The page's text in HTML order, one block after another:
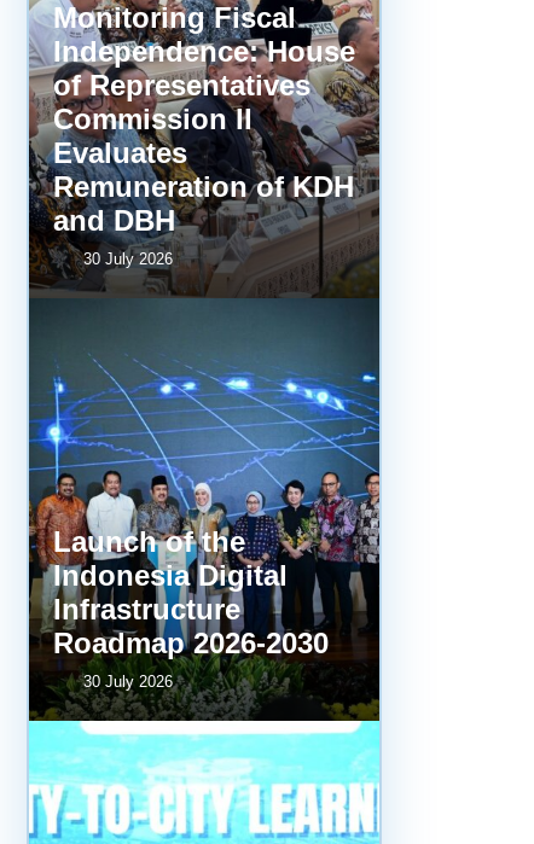
Monitoring Fiscal
Independence: House
of Representatives
Commission II
Evaluates
Remuneration of KDH
and DBH
30 July 2026
Launch of the
Indonesia Digital
Infrastructure
Roadmap 2026-2030
30 July 2026